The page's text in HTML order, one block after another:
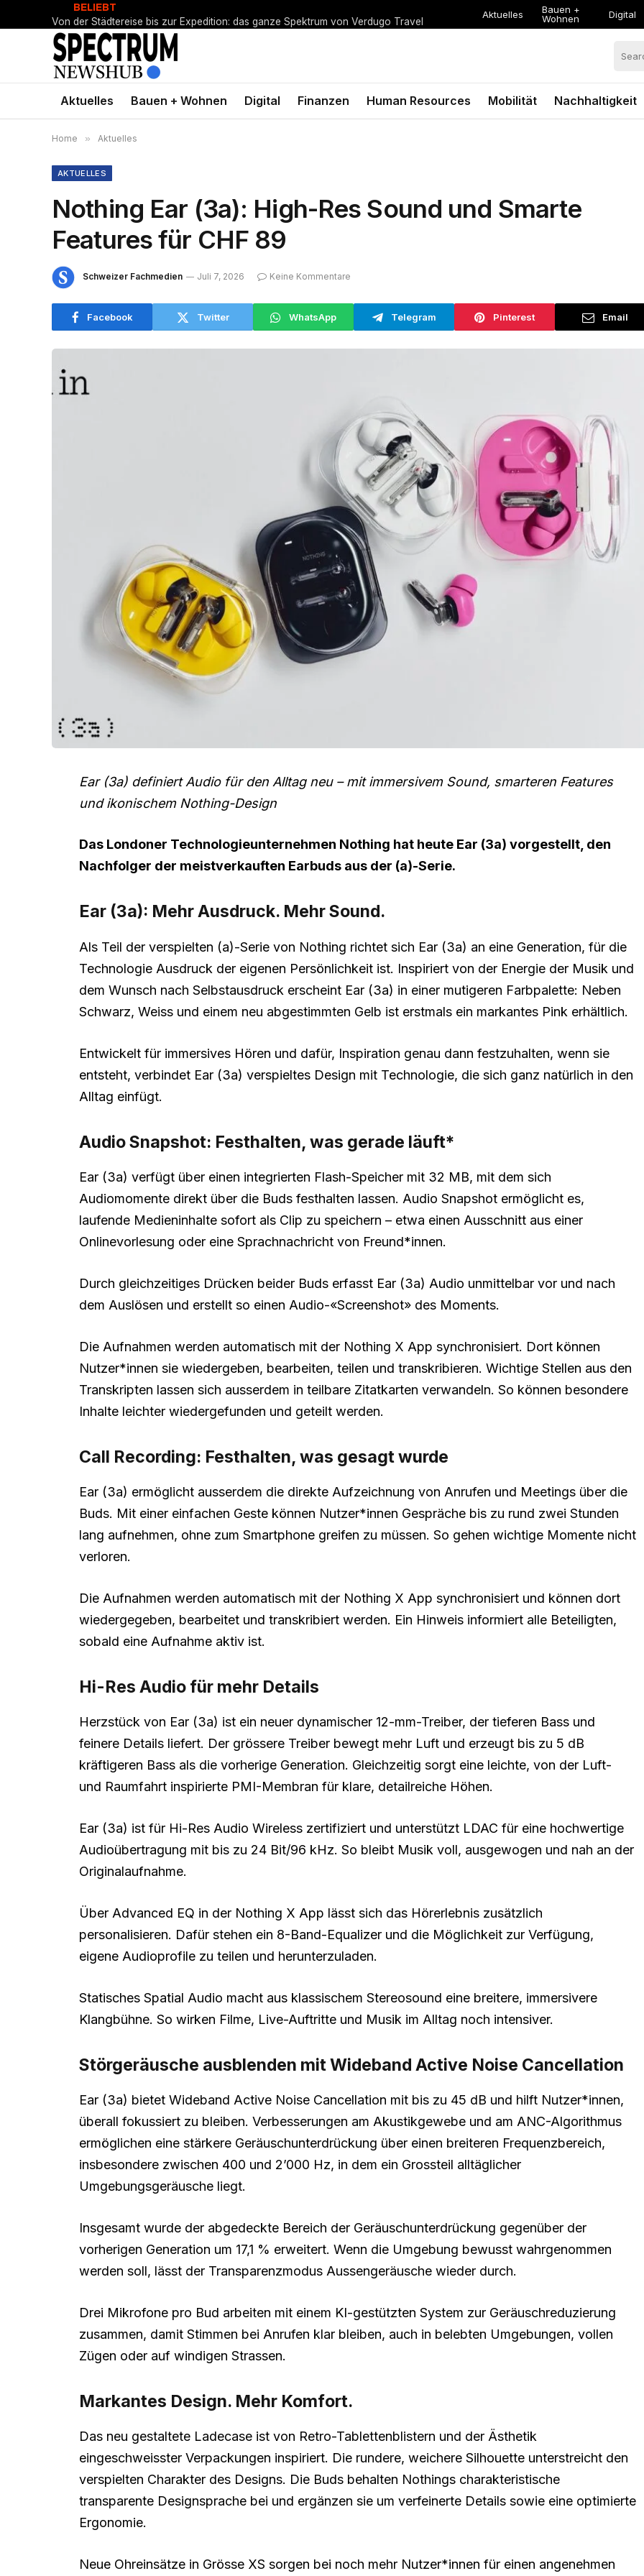
BELIEBT
Von der Städtereise bis zur Expedition: das ganze Spektrum von Verdugo Travel
Aktuelles
Bauen +
Wohnen
Digital
Aktuelles Bauen + Wohnen Digital Finanzen Human Resources Mobilität Nachhaltigkeit
Home » Aktuelles
AKTUELLES
Nothing Ear (3a): High-Res Sound und Smarte
Features für CHF 89
Schweizer Fachmedien Juli 7, 2026 Keine Kommentare
Facebook Twitter WhatsApp Telegram Pinterest Email
Ear (3a) definiert Audio für den Alltag neu – mit immersivem Sound, smarteren Features
und ikonischem Nothing-Design
Das Londoner Technologieunternehmen Nothing hat heute Ear (3a) vorgestellt, den
Nachfolger der meistverkauften Earbuds aus der (a)-Serie.
Ear (3a): Mehr Ausdruck. Mehr Sound.
Als Teil der verspielten (a)-Serie von Nothing richtet sich Ear (3a) an eine Generation, für die
Technologie Ausdruck der eigenen Persönlichkeit ist. Inspiriert von der Energie der Musik und
dem Wunsch nach Selbstausdruck erscheint Ear (3a) in einer mutigeren Farbpalette: Neben
Schwarz, Weiss und einem neu abgestimmten Gelb ist erstmals ein markantes Pink erhältlich.
Entwickelt für immersives Hören und dafür, Inspiration genau dann festzuhalten, wenn sie
entsteht, verbindet Ear (3a) verspieltes Design mit Technologie, die sich ganz natürlich in den
Alltag einfügt.
Audio Snapshot: Festhalten, was gerade läuft*
Ear (3a) verfügt über einen integrierten Flash-Speicher mit 32 MB, mit dem sich
Audiomomente direkt über die Buds festhalten lassen. Audio Snapshot ermöglicht es,
laufende Medieninhalte sofort als Clip zu speichern – etwa einen Ausschnitt aus einer
Onlinevorlesung oder eine Sprachnachricht von Freund*innen.
Durch gleichzeitiges Drücken beider Buds erfasst Ear (3a) Audio unmittelbar vor und nach
dem Auslösen und erstellt so einen Audio-«Screenshot» des Moments.
Die Aufnahmen werden automatisch mit der Nothing X App synchronisiert. Dort können
Nutzer*innen sie wiedergeben, bearbeiten, teilen und transkribieren. Wichtige Stellen aus den
Transkripten lassen sich ausserdem in teilbare Zitatkarten verwandeln. So können besondere
Inhalte leichter wiedergefunden und geteilt werden.
Call Recording: Festhalten, was gesagt wurde
Ear (3a) ermöglicht ausserdem die direkte Aufzeichnung von Anrufen und Meetings über die
Buds. Mit einer einfachen Geste können Nutzer*innen Gespräche bis zu rund zwei Stunden
lang aufnehmen, ohne zum Smartphone greifen zu müssen. So gehen wichtige Momente nicht
verloren.
Die Aufnahmen werden automatisch mit der Nothing X App synchronisiert und können dort
wiedergegeben, bearbeitet und transkribiert werden. Ein Hinweis informiert alle Beteiligten,
sobald eine Aufnahme aktiv ist.
Hi-Res Audio für mehr Details
Herzstück von Ear (3a) ist ein neuer dynamischer 12-mm-Treiber, der tieferen Bass und
feinere Details liefert. Der grössere Treiber bewegt mehr Luft und erzeugt bis zu 5 dB
kräftigeren Bass als die vorherige Generation. Gleichzeitig sorgt eine leichte, von der Luft-
und Raumfahrt inspirierte PMI-Membran für klare, detailreiche Höhen.
Ear (3a) ist für Hi-Res Audio Wireless zertifiziert und unterstützt LDAC für eine hochwertige
Audioübertragung mit bis zu 24 Bit/96 kHz. So bleibt Musik voll, ausgewogen und nah an der
Originalaufnahme.
Über Advanced EQ in der Nothing X App lässt sich das Hörerlebnis zusätzlich
personalisieren. Dafür stehen ein 8-Band-Equalizer und die Möglichkeit zur Verfügung,
eigene Audioprofile zu teilen und herunterzuladen.
Statisches Spatial Audio macht aus klassischem Stereosound eine breitere, immersivere
Klangbühne. So wirken Filme, Live-Auftritte und Musik im Alltag noch intensiver.
Störgeräusche ausblenden mit Wideband Active Noise Cancellation
Ear (3a) bietet Wideband Active Noise Cancellation mit bis zu 45 dB und hilft Nutzer*innen,
überall fokussiert zu bleiben. Verbesserungen am Akustikgewebe und am ANC-Algorithmus
ermöglichen eine stärkere Geräuschunterdrückung über einen breiteren Frequenzbereich,
insbesondere zwischen 400 und 2’000 Hz, in dem ein Grossteil alltäglicher
Umgebungsgeräusche liegt.
Insgesamt wurde der abgedeckte Bereich der Geräuschunterdrückung gegenüber der
vorherigen Generation um 17,1 % erweitert. Wenn die Umgebung bewusst wahrgenommen
werden soll, lässt der Transparenzmodus Aussengeräusche wieder durch.
Drei Mikrofone pro Bud arbeiten mit einem KI-gestützten System zur Geräuschreduzierung
zusammen, damit Stimmen bei Anrufen klar bleiben, auch in belebten Umgebungen, vollen
Zügen oder auf windigen Strassen.
Markantes Design. Mehr Komfort.
Das neu gestaltete Ladecase ist von Retro-Tablettenblistern und der Ästhetik
eingeschweisster Verpackungen inspiriert. Die rundere, weichere Silhouette unterstreicht den
verspielten Charakter des Designs. Die Buds behalten Nothings charakteristische
transparente Designsprache bei und ergänzen sie um verfeinerte Details sowie eine optimierte
Ergonomie.
Neue Ohreinsätze in Grösse XS sorgen bei noch mehr Nutzer*innen für einen angenehmen